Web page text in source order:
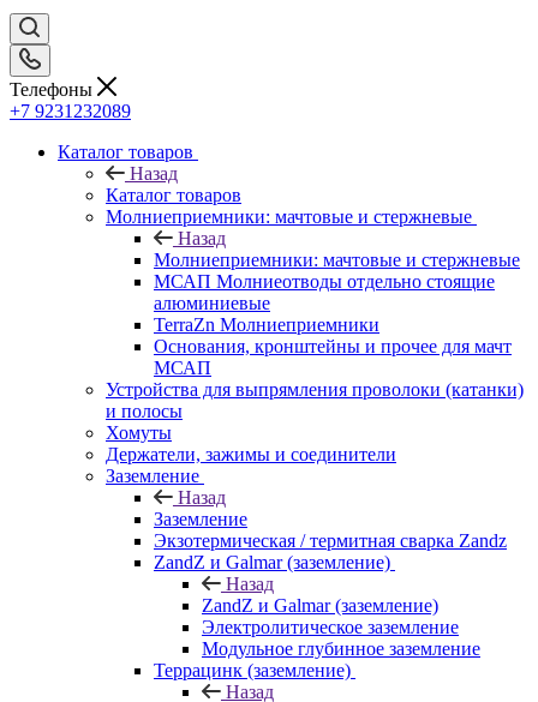
Телефоны
+7 9231232089
Каталог товаров
Назад
Каталог товаров
Молниеприемники: мачтовые и стержневые
Назад
Молниеприемники: мачтовые и стержневые
МСАП Молниеотводы отдельно стоящие
алюминиевые
TerraZn Молниеприемники
Основания, кронштейны и прочее для мачт
МСАП
Устройства для выпрямления проволоки (катанки)
и полосы
Хомуты
Держатели, зажимы и соединители
Заземление
Назад
Заземление
Экзотермическая / термитная сварка Zandz
ZandZ и Galmar (заземление)
Назад
ZandZ и Galmar (заземление)
Электролитическое заземление
Модульное глубинное заземление
Террацинк (заземление)
Назад